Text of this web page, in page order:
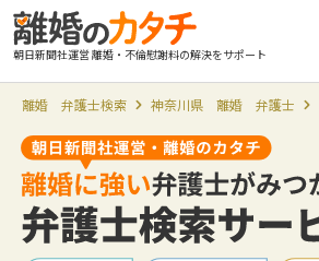
朝日新聞社運営 離婚・不倫慰謝料の解決をサポート
離婚 弁護士検索 神奈川県 離婚 弁護士